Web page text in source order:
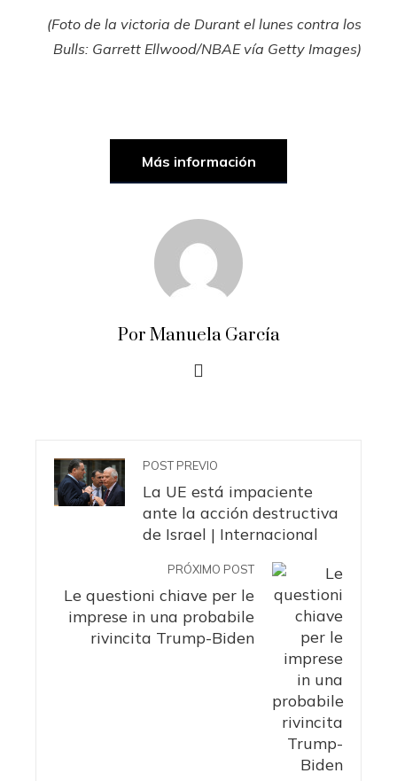
(Foto de la victoria de Durant el lunes contra los
Bulls: Garrett Ellwood/NBAE vía Getty Images)
Más información
Por Manuela García
POST PREVIO
La UE está impaciente
ante la acción destructiva
de Israel | Internacional
PRÓXIMO POST
Le questioni chiave per le
imprese in una probabile
rivincita Trump-Biden